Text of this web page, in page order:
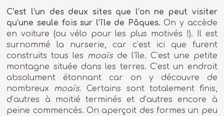
C’est l’un des deux sites que l’on ne peut visiter
qu’une seule fois sur l’île de Pâques. On y accède
en voiture (ou vélo pour les plus motivés !). Il est
surnommé la nurserie, car c’est ici que furent
construits tous les moaïsde l’île. C’est une petite
montagne située dans les terres. C’est un endroit
absolument étonnant car on y découvre de
nombreux moaïs. Certains sont totalement finis,
d’autres à moitié terminés et d’autres encore à
peine commencés. On aperçoit des formes un peu